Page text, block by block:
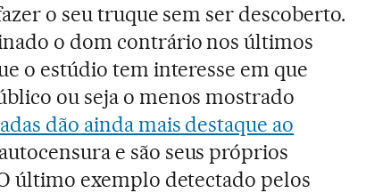
o seu truque sem ser descoberto.
o dom contrário nos últimos
o estúdio tem interesse em que
ou seja o menos mostrado
dão ainda mais destaque ao
e são seus próprios
último exemplo detectado pelos